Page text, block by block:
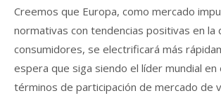
Creemos que Europa, como mercado
normativas con tendencias positivas en la
consumidores, se electrificará más
espera que siga siendo el líder mundial en
términos de participación de mercado de